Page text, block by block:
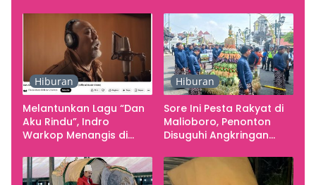
Kebutuhan Konser
Yogyakarta sebagai
Pusat Pergerakan Seni
Rupa Indonesia
Hiburan
Melantunkan Lagu “Dan
Aku Rindu”, Indro
Warkop Menangis di
Hiburan
Sore Ini Pesta Rakyat di
Malioboro, Penonton
Disuguhi Angkringan